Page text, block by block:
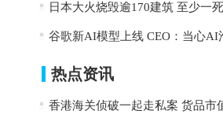
日本大火烧毁逾170建筑 至少一
谷歌新AI模型上线 CEO：当心AI
热点资讯
香港海关侦破一起走私案 货品市